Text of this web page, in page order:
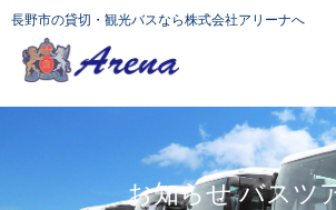
長野市の貸切・観光バスなら株式会社アリーナへ
お知らせ バスツ